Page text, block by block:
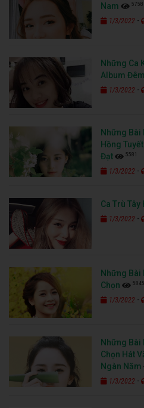
Nam
5758
1/3/2022 -
Những Ca
Album
1/3/2022 -
Những Bài
Hồng
Đạt
5581
1/3/2022 -
Ca Trù Tây
1/3/2022 -
Những Bài
Chọn
5845
1/3/2022 -
Những Bài
Chọn Hát
Ngàn Năm
1/3/2022 -